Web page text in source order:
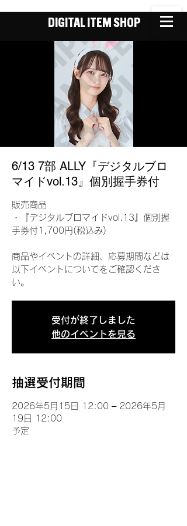
DIGITAL ITEM SHOP
6/13 7部 ALLY『デジタルブロ
マイドvol.13』個別握手券付
販売商品
・『デジタルブロマイドvol.13』個別握
手券付1,700円(税込み)
商品やイベントの詳細、応募期間などは
以下イベントについてをご確認くださ
い。
受付が終了しました
他のイベントを見る
抽選受付期間
2026年5月15日 12:00 – 2026年5月
19日 12:00
予定